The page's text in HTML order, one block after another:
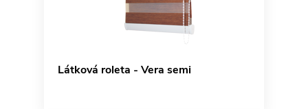
Látková roleta - Vera semi